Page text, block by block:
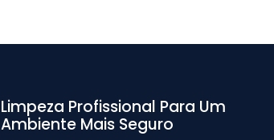
Limpeza Profissional Para Um
Ambiente Mais Seguro